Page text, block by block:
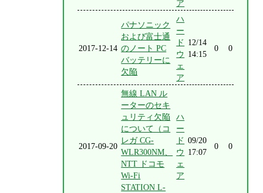
ア
2017-12-14
パナソニック
および富士通
のノート PC
バッテリーに
欠陥
ハ
ー
ド
ウ
ェ
ア
12/14
14:15
0 0
2017-09-20
無線 LAN ル
ーターのセキ
ュリティ欠陥
について（コ
レガ CG-
WLR300NM、
NTT ドコモ
Wi-Fi
STATION L-
ハ
ー
ド
ウ
ェ
ア
09/20
17:07
0 0